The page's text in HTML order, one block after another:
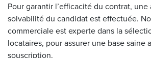
Pour garantir l’efficacité du contrat, une
solvabilité du candidat est effectuée.
commerciale est experte dans la
locataires, pour assurer une base saine
souscription.